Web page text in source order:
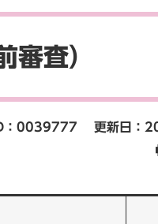
査）
：0039777
更新日：